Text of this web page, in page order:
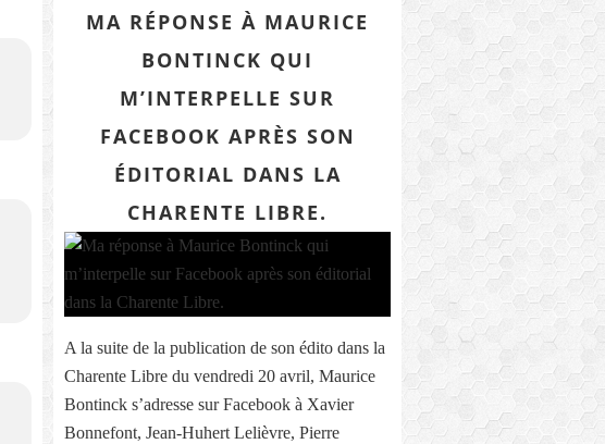
MA RÉPONSE À MAURICE
BONTINCK QUI
M’INTERPELLE SUR
FACEBOOK APRÈS SON
ÉDITORIAL DANS LA
CHARENTE LIBRE.
A la suite de la publication de son édito dans la
Charente Libre du vendredi 20 avril, Maurice
Bontinck s’adresse sur Facebook à Xavier
Bonnefont, Jean-Huhert Lelièvre, Pierre